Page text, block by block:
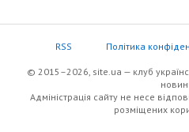
RSS Політика
© 2015–2026, site.ua — клуб
Адміністрація сайту не несе
розміщених